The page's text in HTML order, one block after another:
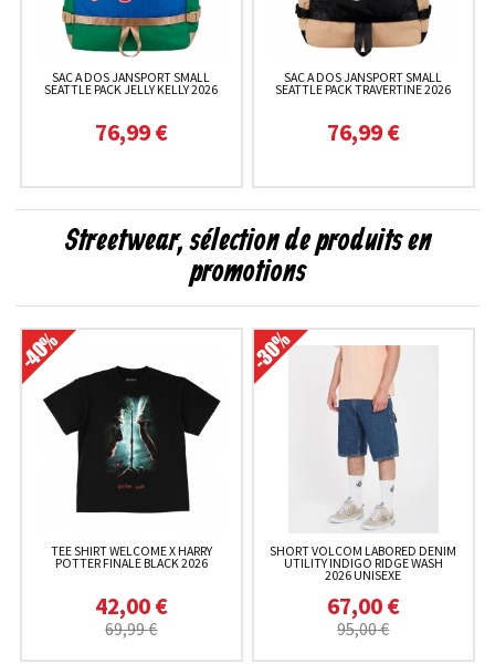
SAC A DOS JANSPORT SMALL
SEATTLE PACK JELLY KELLY 2026
76,99 €
SAC A DOS JANSPORT SMALL
SEATTLE PACK TRAVERTINE 2026
76,99 €
Streetwear, sélection de produits en
promotions
TEE SHIRT WELCOME X HARRY
POTTER FINALE BLACK 2026
42,00 €
69,99 €
SHORT VOLCOM LABORED DENIM
UTILITY INDIGO RIDGE WASH
2026 UNISEXE
67,00 €
95,00 €